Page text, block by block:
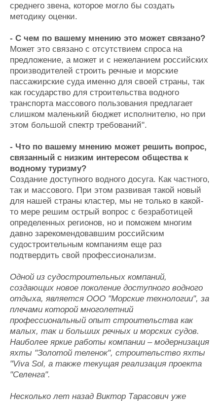
среднего звена, которое могло бы создать
методику оценки.
- С чем по вашему мнению это может связано?
Может это связано с отсутствием спроса на
предложение, а может и с нежеланием российских
производителей строить речные и морские
пассажирские суда именно для своей страны, так
как государство для строительства водного
транспорта массового пользования предлагает
слишком маленький бюджет исполнителю, но при
этом большой спектр требований".
- Что по вашему мнению может решить вопрос,
связанный с низким интересом общества к
водному туризму?
Создание доступного водного досуга. Как частного,
так и массового. При этом развивая такой новый
для нашей страны кластер, мы не только в какой-
то мере решим острый вопрос с безработицей
определенных регионов, но и поможем многим
давно зарекомендовавшим российским
судостроительным компаниям еще раз
подтвердить свой профессионализм.
Одной из судостроительных компаний,
создающих новое поколение доступного водного
отдыха, является ООО "Морские технологии", за
плечами которой многолетний
профессиональный опыт строительства как
малых, так и больших речных и морских судов.
Наиболее яркие работы компании – модернизация
яхты "Золотой теленок", строительство яхты
"Viva Sol, а также текущая реализация проекта
"Селенга".
Несколько лет назад Виктор Тарасович уже